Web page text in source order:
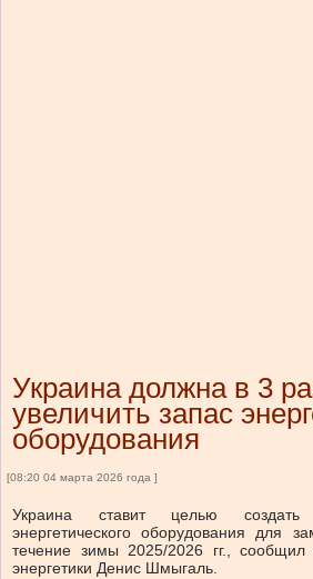
Украина должна в 3
увеличить запас
оборудования
[08:20 04 марта 2026 года ]
Украина ставит целью создать
энергетического оборудования для
течение зимы 2025/2026 гг., сообщил
энергетики Денис Шмыгаль.